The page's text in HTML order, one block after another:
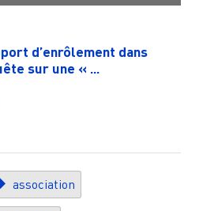
d’enrôlement dans
sur une « ...
association